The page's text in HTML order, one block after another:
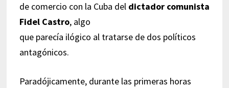
de comercio con la Cuba del dictador comunista
Fidel Castro, algo
que parecía ilógico al tratarse de dos políticos
antagónicos.
Paradójicamente, durante las primeras horas